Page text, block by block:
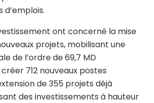
d’emplois.
ont concerné la mise
projets, mobilisant une
de l’ordre de 69,7 MD
712 nouveaux postes
de 355 projets déjà
des investissements à hauteur